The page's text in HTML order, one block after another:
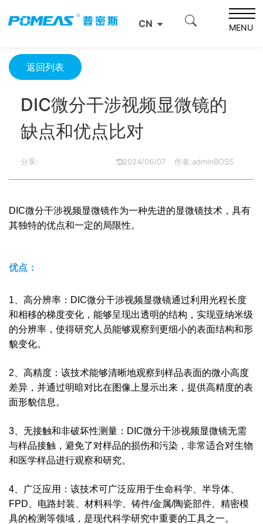
CN MENU
DIC微分干涉视频显微镜的缺点和优点比对
返回列表
DIC微分干涉视频显微镜的
缺点和优点比对
分享: 2024/06/07 作者:adminBOSS
DIC微分干涉视频显微镜作为一种先进的显微镜技术，具有
其独特的优点和一定的局限性。
优点：
1、高分辨率：DIC微分干涉视频显微镜通过利用光程长度
和相移的梯度变化，能够呈现出透明的结构，实现亚纳米级
的分辨率，使得研究人员能够观察到更细小的表面结构和形
貌变化。
2、高精度：该技术能够清晰地观察到样品表面的微小高度
差异，并通过明暗对比在图像上显示出来，提供高精度的表
面形貌信息。
3、无接触和非破坏性测量：DIC微分干涉视频显微镜无需
与样品接触，避免了对样品的损伤和污染，非常适合对生物
和医学样品进行观察和研究。
4、广泛应用：该技术可广泛应用于生命科学、半导体、
FPD、电路封装、材料科学、铸件/金属/陶瓷部件、精密模
具的检测等领域，是现代科学研究中重要的工具之一。